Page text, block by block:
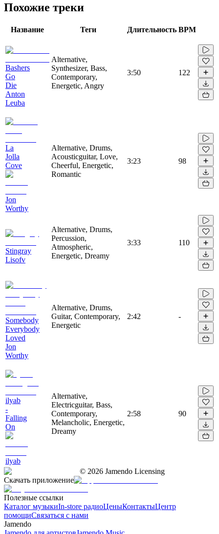
Похожие треки
Название Теги Длительность BPM
Bashers
Go
Die
Anton
Leuba
Alternative,
Synthesizer, Bass,
Contemporary,
Energetic, Angry
3:50 122
La
Jolla
Cove
Jon
Worthy
Alternative, Drums,
Acousticguitar, Love,
Cheerful, Energetic,
Romantic
3:23 98
Stingray
Lisofv
Alternative, Drums,
Percussion,
Atmospheric,
Energetic, Dreamy
3:33 110
Somebody
Everybody
Loved
Jon
Worthy
Alternative, Drums,
Guitar, Contemporary,
Energetic
2:42 -
ilyab
-
Falling
On
ilyab
Alternative,
Electricguitar, Bass,
Contemporary,
Melancholic, Energetic,
Dreamy
2:58 90
© 2026 Jamendo Licensing
Скачать приложение
Полезные ссылки
Каталог музыкиIn-store радиоЦеныКонтактыЦентр
помощиСвязаться с нами
Jamendo